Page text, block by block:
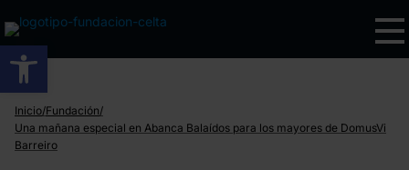
Abrir barra de herramientas
Inicio/Fundación/
Una mañana especial en Abanca Balaídos para los mayores de DomusVi
Barreiro